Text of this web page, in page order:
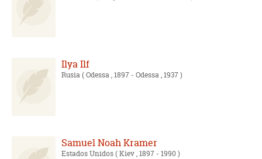
Ilya Ilf
Rusia( Odessa , 1897 - Odessa , 1937 )
Samuel Noah Kramer
Estados Unidos( Kiev , 1897 - 1990 )